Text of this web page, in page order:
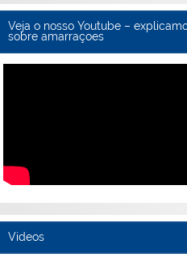
Veja o nosso Youtube –
sobre amarraçoes
Videos